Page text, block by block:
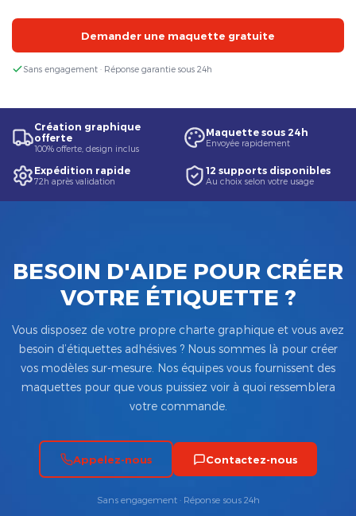
Demander une maquette gratuite
Sans engagement · Réponse garantie sous 24h
Création graphique
offerte
100% offerte, design inclus
Maquette sous 24h
Envoyée rapidement
Expédition rapide
72h après validation
12 supports disponibles
Au choix selon votre usage
BESOIN D'AIDE POUR CRÉER
VOTRE ÉTIQUETTE ?
Vous disposez de votre propre charte graphique et vous avez
besoin d’étiquettes adhésives ? Nous sommes là pour créer
vos modèles sur-mesure. Nos équipes vous fournissent des
maquettes pour que vous puissiez voir à quoi ressemblera
votre commande.
Appelez-nous Contactez-nous
Sans engagement · Réponse sous 24h